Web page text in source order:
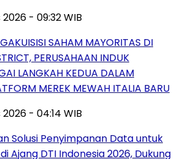
- 09:32 WIB
SAHAM MAYORITAS DI
PERUSAHAAN INDUK
LANGKAH KEDUA DALAM
MEREK MEWAH ITALIA BARU
- 04:14 WIB
Solusi Penyimpanan Data untuk
Ajang DTI Indonesia 2026, Dukung